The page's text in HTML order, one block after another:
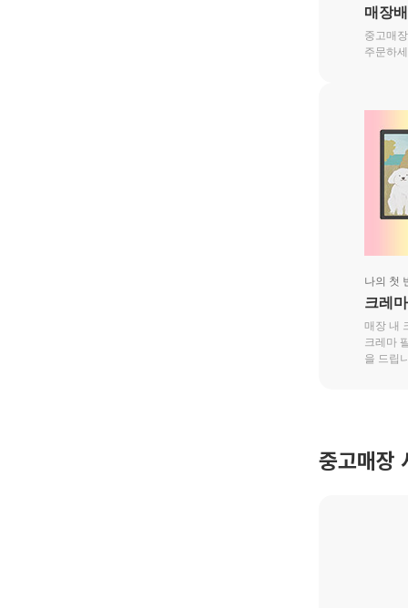
매장
중고매
주문하
나의 첫
크레
매장 내
크레마
을 드립
중고매장